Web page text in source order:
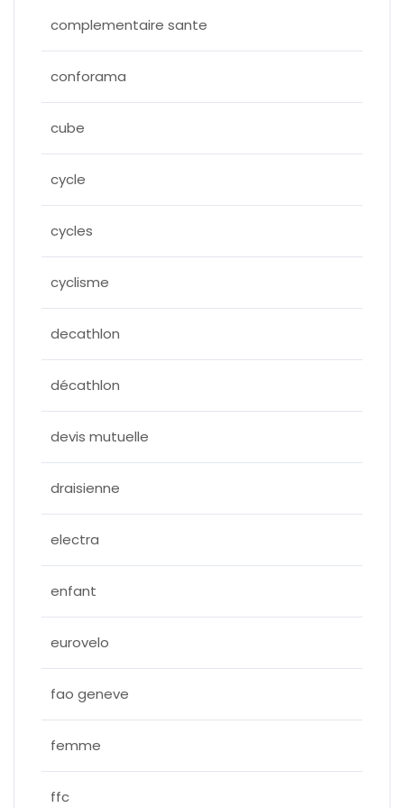
complementaire sante
conforama
cube
cycle
cycles
cyclisme
decathlon
décathlon
devis mutuelle
draisienne
electra
enfant
eurovelo
fao geneve
femme
ffc